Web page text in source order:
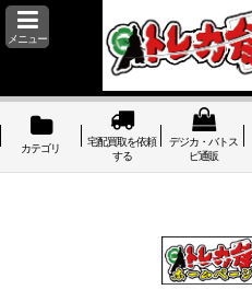
メニュー
カテゴリ
宅配買取を依頼
する
デジカ・バトス
ピ通販